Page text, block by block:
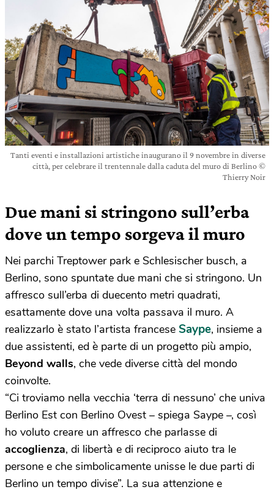
Tanti eventi e installazioni artistiche inaugurano il 9 novembre in diverse
città, per celebrare il trentennale dalla caduta del muro di Berlino ©
Thierry Noir
Due mani si stringono sull’erba
dove un tempo sorgeva il muro
Nei parchi Treptower park e Schlesischer busch, a
Berlino, sono spuntate due mani che si stringono. Un
affresco sull’erba di duecento metri quadrati,
esattamente dove una volta passava il muro. A
realizzarlo è stato l’artista francese Saype, insieme a
due assistenti, ed è parte di un progetto più ampio,
Beyond walls, che vede diverse città del mondo
coinvolte.
“Ci troviamo nella vecchia ‘terra di nessuno’ che univa
Berlino Est con Berlino Ovest – spiega Saype –, così
ho voluto creare un affresco che parlasse di
accoglienza, di libertà e di reciproco aiuto tra le
persone e che simbolicamente unisse le due parti di
Berlino un tempo divise”. La sua attenzione e